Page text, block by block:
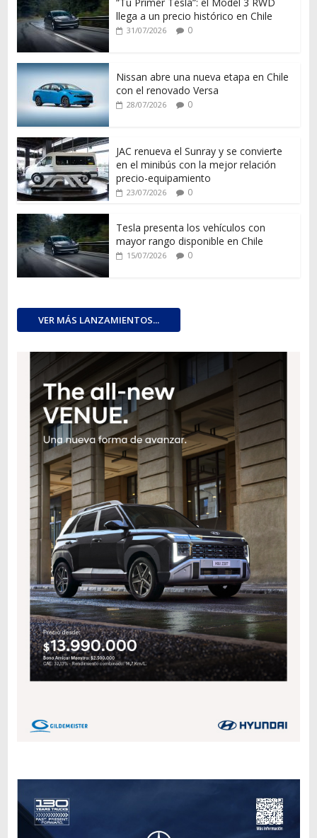
llega a un precio histórico en Chile
31/07/2026 0
Nissan abre una nueva etapa en Chile
con el renovado Versa
28/07/2026 0
JAC renueva el Sunray y se convierte
en el minibús con la mejor relación
precio-equipamiento
23/07/2026 0
Tesla presenta los vehículos con
mayor rango disponible en Chile
15/07/2026 0
VER MÁS LANZAMIENTOS...